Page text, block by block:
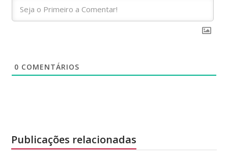
0 COMENTÁRIOS
Publicações relacionadas